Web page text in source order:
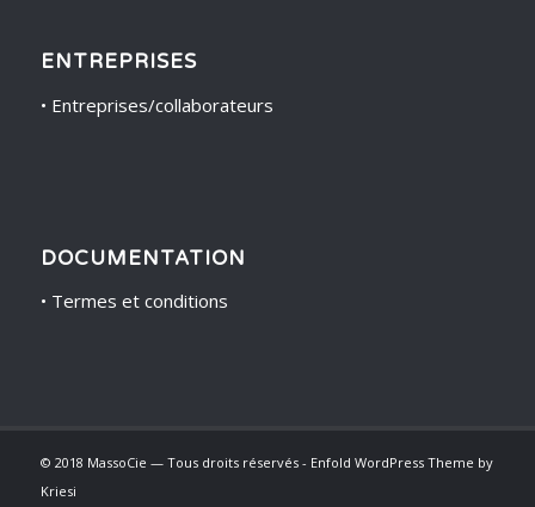
ENTREPRISES
• Entreprises/collaborateurs
DOCUMENTATION
• Termes et conditions
© 2018 MassoCie — Tous droits réservés - Enfold WordPress Theme by
Kriesi